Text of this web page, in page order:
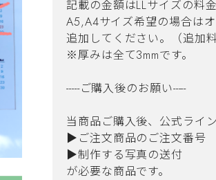
記載の金額はLLサイズの料金
A5,A4サイズ希望の場合は
追加してください。（追加料
※厚みは全て3mmです。
-----ご購入後のお願い-----
当商品ご購入後、公式ライ
▶︎ご注文商品のご注文番号
▶︎制作する写真の送付
が必要な商品です。